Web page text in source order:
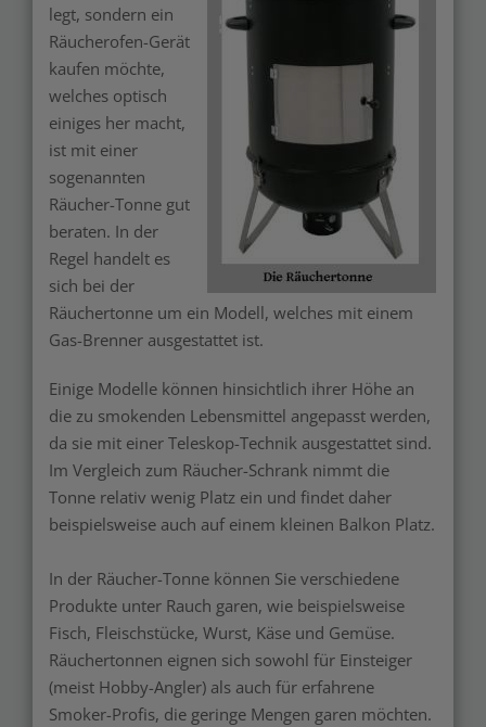
legt, sondern ein
Räucherofen-Gerät
kaufen möchte,
welches optisch
einiges her macht,
ist mit einer
sogenannten
Räucher-Tonne gut
beraten. In der
Regel handelt es
sich bei der
Räuchertonne um ein Modell, welches mit einem
Gas-Brenner ausgestattet ist.
Einige Modelle können hinsichtlich ihrer Höhe an
die zu smokenden Lebensmittel angepasst werden,
da sie mit einer Teleskop-Technik ausgestattet sind.
Im Vergleich zum Räucher-Schrank nimmt die
Tonne relativ wenig Platz ein und findet daher
beispielsweise auch auf einem kleinen Balkon Platz.
In der Räucher-Tonne können Sie verschiedene
Produkte unter Rauch garen, wie beispielsweise
Fisch, Fleischstücke, Wurst, Käse und Gemüse.
Räuchertonnen eignen sich sowohl für Einsteiger
(meist Hobby-Angler) als auch für erfahrene
Smoker-Profis, die geringe Mengen garen möchten.